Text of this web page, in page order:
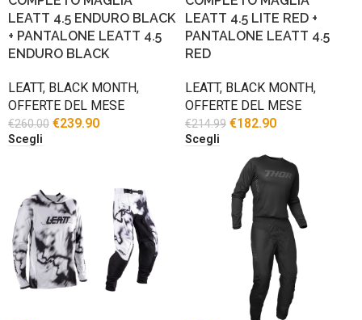
LEATT 4.5 ENDURO BLACK
+ PANTALONE LEATT 4.5
ENDURO BLACK
LEATT, BLACK MONTH,
OFFERTE DEL MESE
€260.00 €239.90
Scegli
LEATT 4.5 LITE RED +
PANTALONE LEATT 4.5
RED
LEATT, BLACK MONTH,
OFFERTE DEL MESE
€214.99 €182.90
Scegli